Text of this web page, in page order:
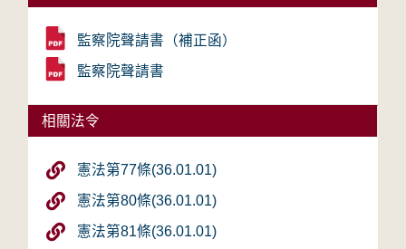
監察院聲請書（補正函）
監察院聲請書
相關法令
憲法第77條(36.01.01)
憲法第80條(36.01.01)
憲法第81條(36.01.01)